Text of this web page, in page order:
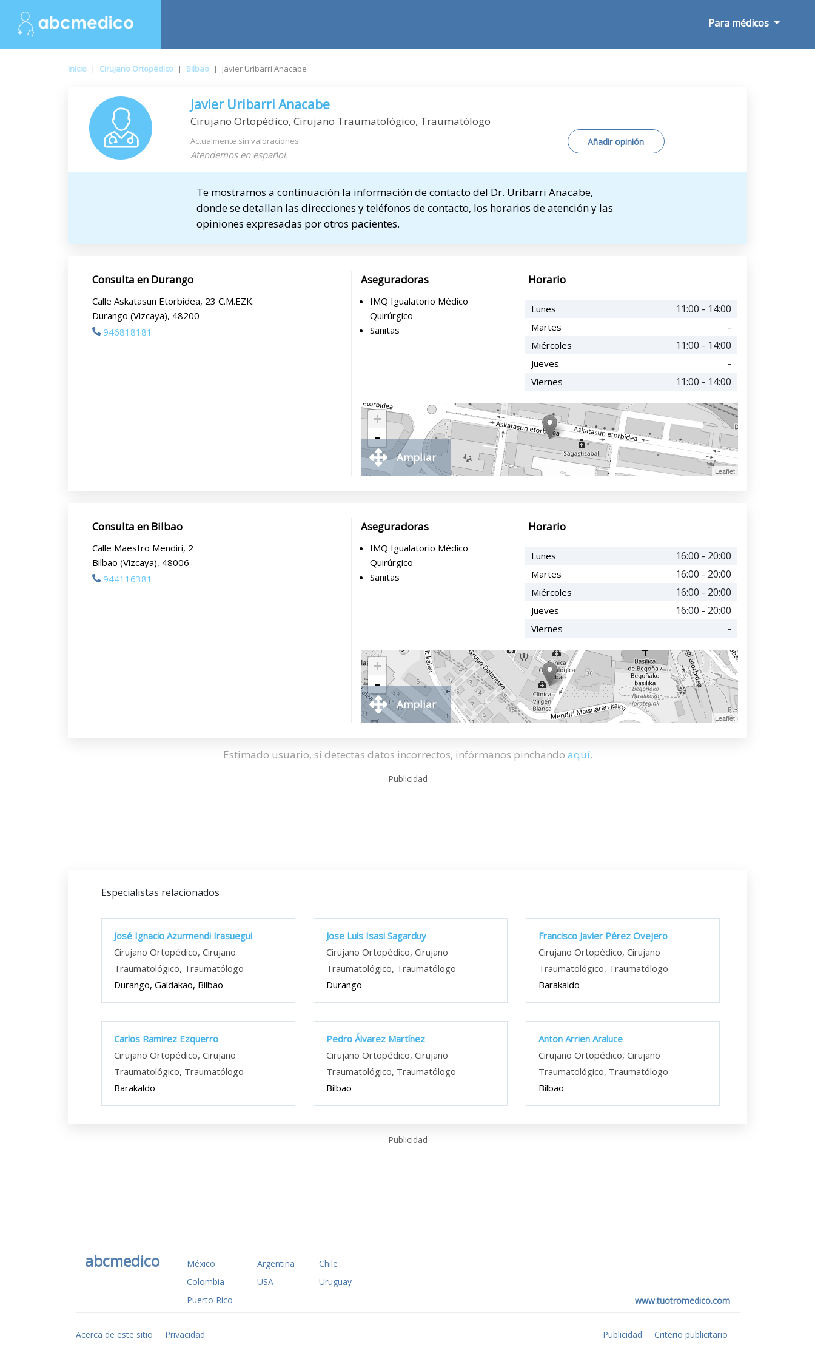
Para médicos
Inicio | Cirujano Ortopédico | Bilbao | Javier Uribarri Anacabe
Javier Uribarri Anacabe
Cirujano Ortopédico, Cirujano Traumatológico, Traumatólogo
Actualmente sin valoraciones
Atendemos en español.
Añadir opinión
Te mostramos a continuación la información de contacto del Dr. Uribarri Anacabe,
donde se detallan las direcciones y teléfonos de contacto, los horarios de atención y las
opiniones expresadas por otros pacientes.
Consulta en Durango
Calle Askatasun Etorbidea, 23 C.M.EZK.
Durango (Vizcaya), 48200
946818181
Aseguradoras
IMQ Igualatorio Médico
Quirúrgico
Sanitas
Horario
Lunes 11:00 - 14:00
Martes -
Miércoles 11:00 - 14:00
Jueves -
Viernes 11:00 - 14:00
+
-
Leaflet
Ampliar
Consulta en Bilbao
Calle Maestro Mendiri, 2
Bilbao (Vizcaya), 48006
944116381
Aseguradoras
IMQ Igualatorio Médico
Quirúrgico
Sanitas
Horario
Lunes 16:00 - 20:00
Martes 16:00 - 20:00
Miércoles 16:00 - 20:00
Jueves 16:00 - 20:00
Viernes -
+
-
Leaflet
Ampliar
Estimado usuario, si detectas datos incorrectos, infórmanos pinchando aquí.
Publicidad
Especialistas relacionados
José Ignacio Azurmendi Irasuegui
Cirujano Ortopédico, Cirujano
Traumatológico, Traumatólogo
Durango, Galdakao, Bilbao
Jose Luis Isasi Sagarduy
Cirujano Ortopédico, Cirujano
Traumatológico, Traumatólogo
Durango
Francisco Javier Pérez Ovejero
Cirujano Ortopédico, Cirujano
Traumatológico, Traumatólogo
Barakaldo
Carlos Ramirez Ezquerro
Cirujano Ortopédico, Cirujano
Traumatológico, Traumatólogo
Barakaldo
Pedro Álvarez Martínez
Cirujano Ortopédico, Cirujano
Traumatológico, Traumatólogo
Bilbao
Anton Arrien Araluce
Cirujano Ortopédico, Cirujano
Traumatológico, Traumatólogo
Bilbao
Publicidad
abcmedico México Argentina
Chile
Colombia
USA
Uruguay
Puerto Rico
www.tuotromedico.com
Acerca de este sitio Privacidad Publicidad Criterio publicitario